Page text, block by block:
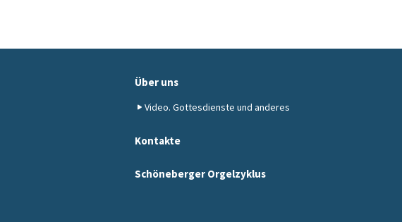
Über uns
Video. Gottesdienste und anderes
Kontakte
Schöneberger Orgelzyklus